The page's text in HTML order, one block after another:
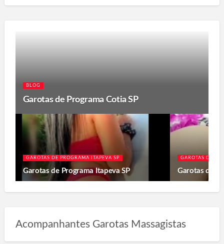
BLOG
Garotas de Programa Cotia SP
GAROTAS DE PROGRAMA ITAPEVA SP
Garotas de Programa Itapeva SP
GAROTAS DE
Garotas de
Acompanhantes Garotas Massagistas